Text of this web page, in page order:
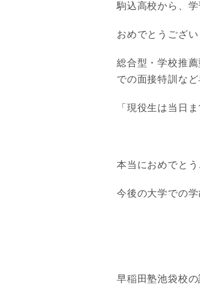
駒込高校から、
おめでとうござい
総合型・学校推
での面接特訓な
「現役生は当日
本当におめでとう
今後の大学での
早稲田塾池袋校